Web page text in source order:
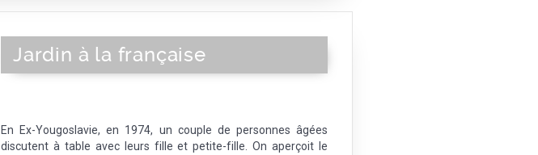
Jardin à la française
En Ex-Yougoslavie, en 1974, un couple de personnes âgées
discutent à table avec leurs fille et petite-fille. On aperçoit le